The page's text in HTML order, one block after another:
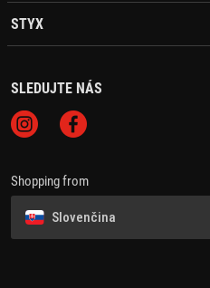
STYX
SLEDUJTE NÁS
Shopping from
Slovenčina